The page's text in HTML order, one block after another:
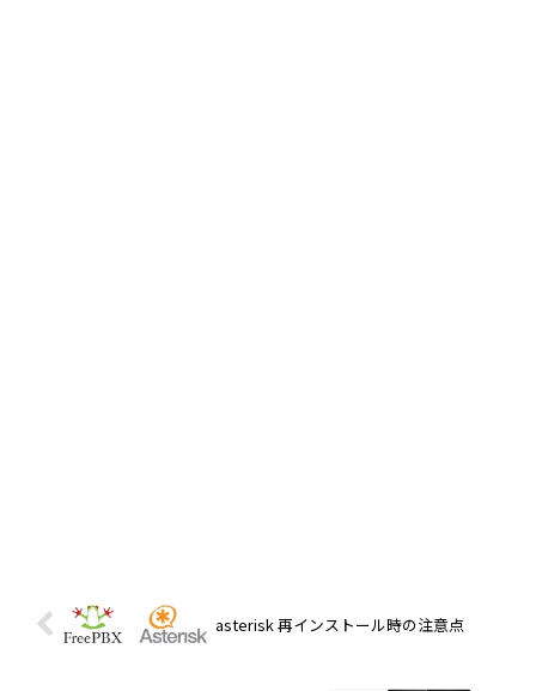
asterisk 再インストール時の注意点